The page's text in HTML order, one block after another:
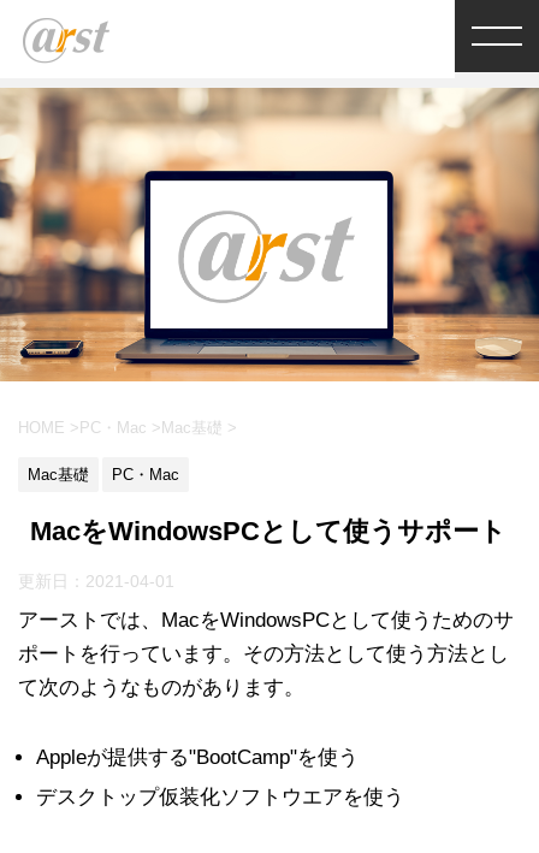
HOME >PC・Mac >Mac基礎 >
Mac基礎 PC・Mac
MacをWindowsPCとして使うサポート
更新日： 2021-04-01
アーストでは、MacをWindowsPCとして使うためのサ
ポートを行っています。その方法として使う方法とし
て次のようなものがあります。
Appleが提供する"BootCamp"を使う
デスクトップ仮装化ソフトウエアを使う